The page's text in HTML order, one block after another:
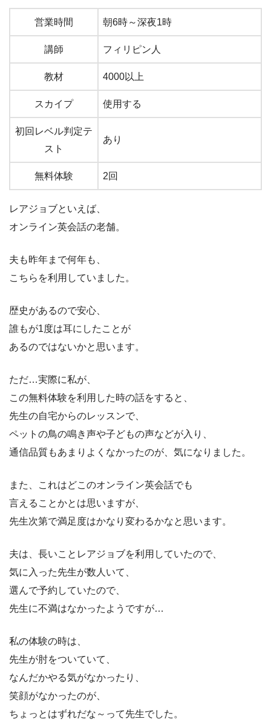
営業時間 朝6時～深夜1時
講師 フィリピン人
教材 4000以上
スカイプ 使用する
初回レベル判定テ
スト
あり
無料体験 2回
レアジョブといえば、
オンライン英会話の老舗。
夫も昨年まで何年も、
こちらを利用していました。
歴史があるので安心、
誰もが1度は耳にしたことが
あるのではないかと思います。
ただ…実際に私が、
この無料体験を利用した時の話をすると、
先生の自宅からのレッスンで、
ペットの鳥の鳴き声や子どもの声などが入り、
通信品質もあまりよくなかったのが、気になりました。
また、これはどこのオンライン英会話でも
言えることかとは思いますが、
先生次第で満足度はかなり変わるかなと思います。
夫は、長いことレアジョブを利用していたので、
気に入った先生が数人いて、
選んで予約していたので、
先生に不満はなかったようですが…
私の体験の時は、
先生が肘をついていて、
なんだかやる気がなかったり、
笑顔がなかったのが、
ちょっとはずれだな～って先生でした。